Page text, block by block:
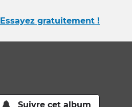
Essayez gratuitement !
Suivre cet album